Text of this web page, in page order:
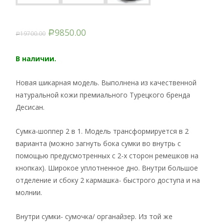
Р19700.00 Р9850.00
В наличии.
Новая шикарная модель. Выполнена из качественной
натуральной кожи премиального Турецкого бренда
Десисан.
Сумка-шоппер 2 в 1. Модель трансформируется в 2
варианта (можно загнуть бока сумки во внутрь с
помощью предусмотренных с 2-х сторон ремешков на
кнопках). Широкое уплотненное дно. Внутри большое
отделение и сбоку 2 кармашка- быстрого доступа и на
молнии.
Внутри сумки- сумочка/ органайзер. Из той же